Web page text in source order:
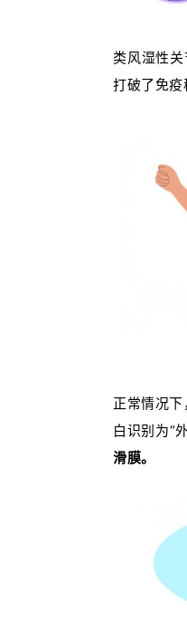
类风湿性关
打破了免疫
正常情况
白识别为“
滑膜。